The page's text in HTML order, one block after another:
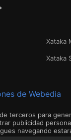
Xataka
Xataka
de Webedia
terceros para
publicidad
navegando